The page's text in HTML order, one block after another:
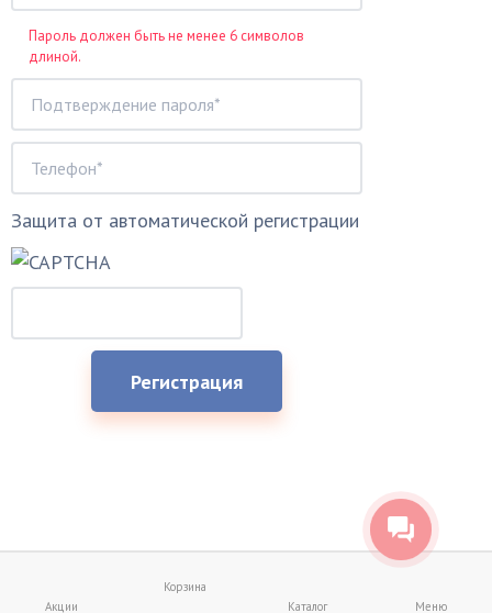
Пароль должен быть не менее 6 символов
длиной.
Защита от автоматической регистрации
Акции
Корзина
Каталог
Меню